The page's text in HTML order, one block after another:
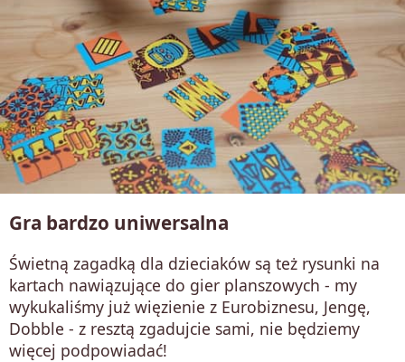
Gra bardzo uniwersalna
Świetną zagadką dla dzieciaków są też rysunki na
kartach nawiązujące do gier planszowych - my
wykukaliśmy już więzienie z Eurobiznesu, Jengę,
Dobble - z resztą zgadujcie sami, nie będziemy
więcej podpowiadać!